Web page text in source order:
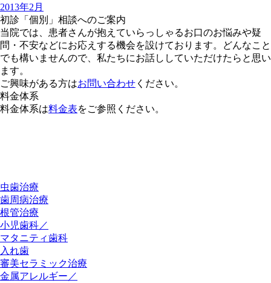
2013年2月
初診「個別」相談へのご案内
当院では、患者さんが抱えていらっしゃるお口のお悩みや疑
問・不安などにお応えする機会を設けております。どんなこと
でも構いませんので、私たちにお話ししていただけたらと思い
ます。
ご興味がある方はお問い合わせ ください。
料金体系
料金体系は料金表をご参照ください。
虫歯治療
歯周病治療
根管治療
小児歯科／
マタニティ歯科
入れ歯
審美セラミック治療
金属アレルギー／